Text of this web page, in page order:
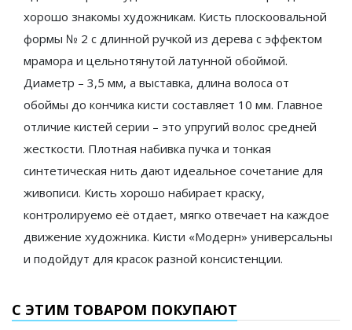
хорошо знакомы художникам. Кисть плоскоовальной
формы № 2 с длинной ручкой из дерева с эффектом
мрамора и цельнотянутой латунной обоймой.
Диаметр – 3,5 мм, а выставка, длина волоса от
обоймы до кончика кисти составляет 10 мм. Главное
отличие кистей серии – это упругий волос средней
жесткости. Плотная набивка пучка и тонкая
синтетическая нить дают идеальное сочетание для
живописи. Кисть хорошо набирает краску,
контролируемо её отдает, мягко отвечает на каждое
движение художника. Кисти «Модерн» универсальны
и подойдут для красок разной консистенции.
С ЭТИМ ТОВАРОМ ПОКУПАЮТ